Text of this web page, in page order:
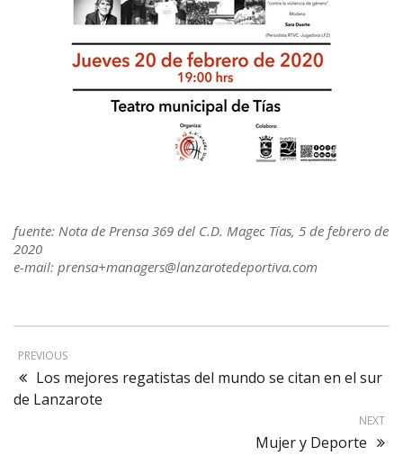
fuente: Nota de Prensa 369 del C.D. Magec Tías, 5 de febrero de
2020
e-mail: prensa+managers@lanzarotedeportiva.com
PREVIOUS
Los mejores regatistas del mundo se citan en el sur
de Lanzarote
NEXT
Mujer y Deporte